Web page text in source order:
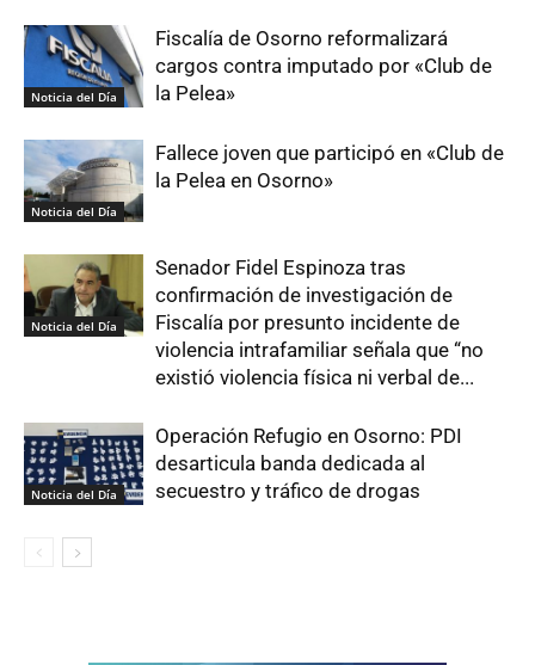
Noticia del Día
Fiscalía de Osorno reformalizará
cargos contra imputado por «Club de
la Pelea»
Noticia del Día
Fallece joven que participó en «Club de
la Pelea en Osorno»
Noticia del Día
Senador Fidel Espinoza tras
confirmación de investigación de
Fiscalía por presunto incidente de
violencia intrafamiliar señala que “no
existió violencia física ni verbal de...
Noticia del Día
Operación Refugio en Osorno: PDI
desarticula banda dedicada al
secuestro y tráfico de drogas